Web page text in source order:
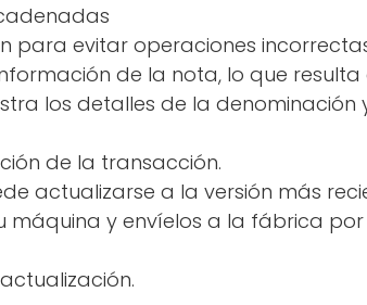
para evitar operaciones
de la nota, lo que resulta
los detalles de la
de la transacción.
actualizarse a la versión más
y envíelos a la fábrica por